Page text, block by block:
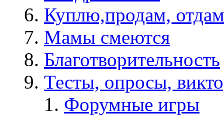
Куплю,продам,
Мамы смеются
Благотворительность
Тесты, опросы,
Форумные игры